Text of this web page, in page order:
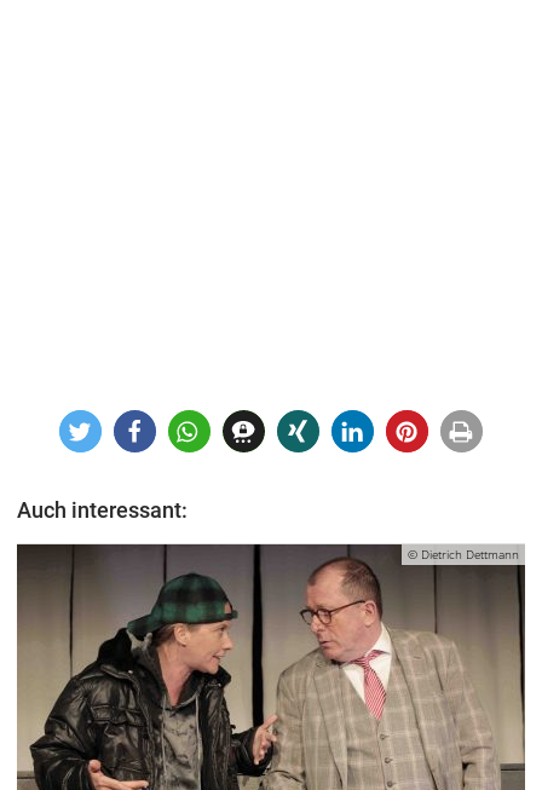
Auch interessant:
© Dietrich Dettmann